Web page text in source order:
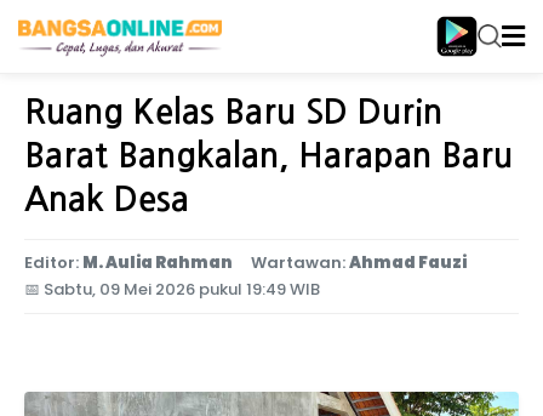
Home Jawa Timur
Ruang Kelas Baru SD Durin
Barat Bangkalan, Harapan Baru
Anak Desa
Editor: M. Aulia Rahman Wartawan:Ahmad Fauzi
📅 Sabtu, 09 Mei 2026 pukul 19:49 WIB